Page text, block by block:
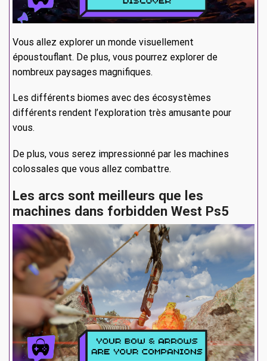
Vous allez explorer un monde visuellement
époustouflant. De plus, vous pourrez explorer de
nombreux paysages magnifiques.
Les différents biomes avec des écosystèmes
différents rendent l’exploration très amusante pour
vous.
De plus, vous serez impressionné par les machines
colossales que vous allez combattre.
Les arcs sont meilleurs que les
machines dans forbidden West Ps5